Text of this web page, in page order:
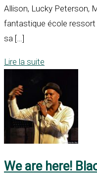
Allison, Lucky Peterson,
fantastique école ressort
sa […]
Lire la suite
We are here!